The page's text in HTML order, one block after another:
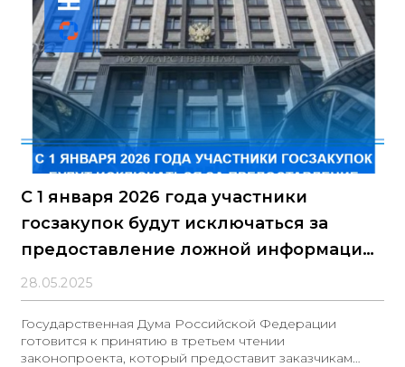
С 1 января 2026 года участники
госзакупок будут исключаться за
предоставление ложной информации
в заявках
28.05.2025
Государственная Дума Российской Федерации
готовится к принятию в третьем чтении
законопроекта, который предоставит заказчикам